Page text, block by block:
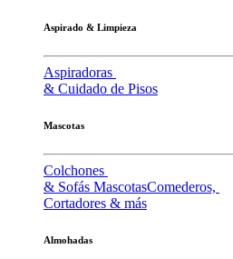
Aspirado & Limpieza
Aspiradoras
& Cuidado de Pisos
Mascotas
Colchones
& Sofás MascotasComederos,
Cortadores & más
Almohadas